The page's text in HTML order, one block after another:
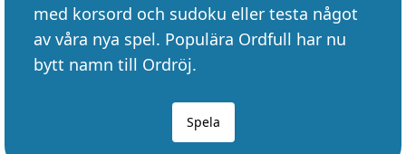
med korsord och sudoku eller testa något
av våra nya spel. Populära Ordfull har nu
bytt namn till Ordröj.
Spela